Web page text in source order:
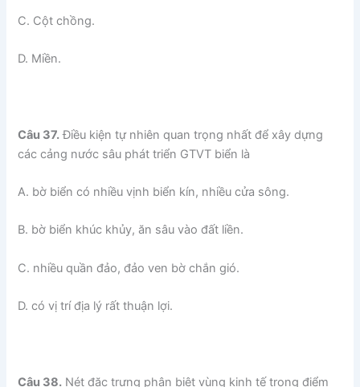
C. Cột chồng.
D. Miền.
Câu 37.Điều kiện tự nhiên quan trọng nhất để xây dựng
các cảng nước sâu phát triển GTVT biển là
A. bờ biển có nhiều vịnh biển kín, nhiều cửa sông.
B. bờ biển khúc khủy, ăn sâu vào đất liền.
C. nhiều quần đảo, đảo ven bờ chắn gió.
D. có vị trí địa lý rất thuận lợi.
Câu 38. Nét đặc trưng phân biệt vùng kinh tế trọng điểm